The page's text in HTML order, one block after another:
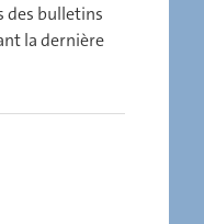
des bulletins
la dernière